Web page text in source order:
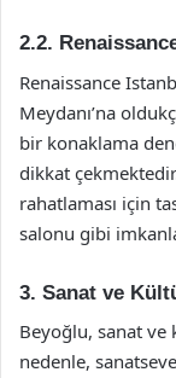
2.2.
Renaissance
Meydanı’na
bir konaklama
dikkat
rahatlaması için
salonu gibi
3. Sanat ve
Beyoğlu, sanat ve
nedenle,